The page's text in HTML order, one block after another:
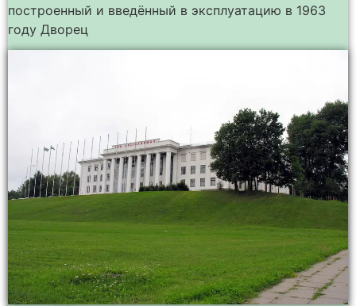
построенный и введённый в эксплуатацию в 1963
году Дворец